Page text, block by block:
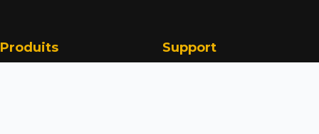
Produits Support